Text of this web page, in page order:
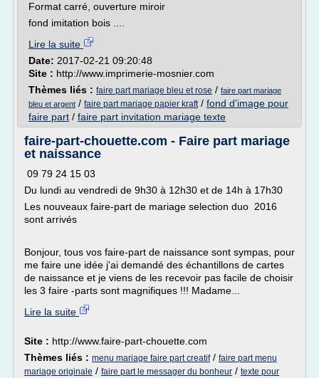
Format carré, ouverture miroir
fond imitation bois ....
Lire la suite
Date: 2017-02-21 09:20:48
Site : http://www.imprimerie-mosnier.com
Thèmes liés : faire part mariage bleu et rose / faire part mariage
bleu et argent / faire part mariage papier kraft/ fond d'image pour
faire part / faire part invitation mariage texte
faire-part-chouette.com - Faire part mariage
et naissance
09 79 24 15 03
Du lundi au vendredi de 9h30 à 12h30 et de 14h à 17h30
Les nouveaux faire-part de mariage selection duo 2016
sont arrivés
Bonjour, tous vos faire-part de naissance sont sympas, pour
me faire une idée j'ai demandé des échantillons de cartes
de naissance et je viens de les recevoir pas facile de choisir
les 3 faire -parts sont magnifiques !!! Madame...
Lire la suite
Site : http://www.faire-part-chouette.com
Thèmes liés : menu mariage faire part creatif/ faire part menu
mariage originale / faire part le messager du bonheur / texte pour